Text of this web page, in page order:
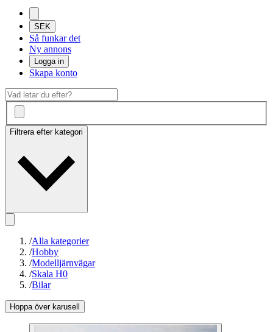
SEK
Så funkar det
Ny annons
Logga in
Skapa konto
Filtrera efter kategori
/Alla kategorier
/Hobby
/Modelljärnvägar
/Skala H0
/Bilar
Hoppa över karusell